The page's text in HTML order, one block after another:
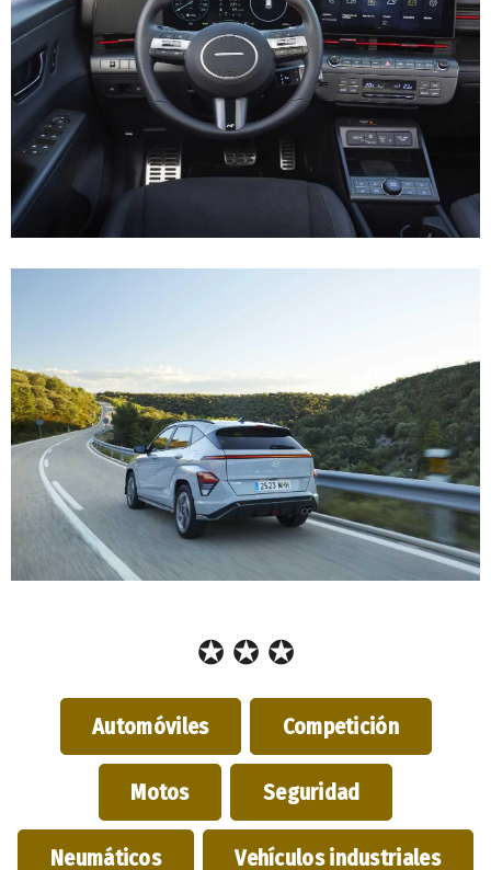
✪ ✪ ✪
Automóviles Competición
Motos Seguridad
Neumáticos Vehículos industriales